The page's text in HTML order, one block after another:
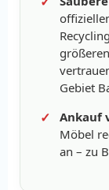
Gebiet
Ankauf
Möbel
an – zu